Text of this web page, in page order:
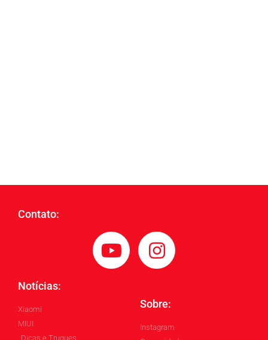
Contato:
Notícias:
Xiaomi
MIUI
Dicas e Truques
Sobre:
Instagram